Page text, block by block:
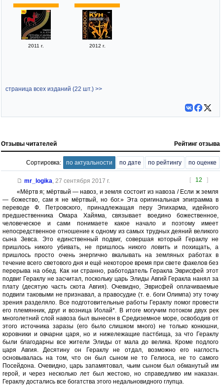
2011 г. 2012 г.
страница всех изданий (22 шт.) >>
Отзывы читателей Рейтинг отзыва
Сортировка: по актуальности по дате по рейтингу по оценке
[ 12 ]
mr_logika 27 сентября 2017 г.
«Мёртв я; мёртвый — навоз, и земля состоит из навоза / Если ж земля
— божество, сам я не мёртвый, но бог.» Эта оригинальная эпиграмма в
переводе Ф. Петровского, принадлежащая перу Эпихарма, идейного
предшественника Омара Хайяма, связывает воедино божественное,
человеческое и сами понимаете какое начало и поэтому имеет
непосредственное отношение к одному из самых трудных деяний великого
сына Зевса. Это единственный подвиг, совершая который Гераклу не
пришлось никого убивать, не пришлось никого ловить и похищать, а
пришлось просто очень энергично вкалывать на земляных работах в
течение всего светового дня и ещё некоторое время при свете факелов без
перерыва на обед. Как ни странно, работодатель Геракла Эврисфей этот
подвиг Гераклу не засчитал, поскольку царь Элиды Авгий Геракла нанял за
плату (десятую часть скота Авгия). Очевидно, Эврисфей оплачиваемые
подвиги таковыми не признавал, а правосудие (т. е. боги Олимпа) эту точку
зрения разделяло. Все подготовительные работы Гераклу помог провести
его племянник, друг и возница Иолай*. В итоге могучим потоком двух рек
многолетний слой навоза был вынесен в Средиземное море, освободив от
этого источника заразы (его было слишком много) не только конюшни,
коровники и овчарни царя, но и нижележащие пастбища, за что Гераклу
были благодарны все жители Элиды от мала до велика. Кроме подлого
царя Авгия. Десятину он Гераклу не отдал, возможно его наглость
основывалась на том, что он был сыном не то Гелиоса, не то самого
Посейдона. Очевидно, царь запамятовал, чьим сыном был обманутый им
герой, и через несколько лет был жестоко, но справедливо им наказан.
Гераклу достались все богатства этого недальновидного глупца.